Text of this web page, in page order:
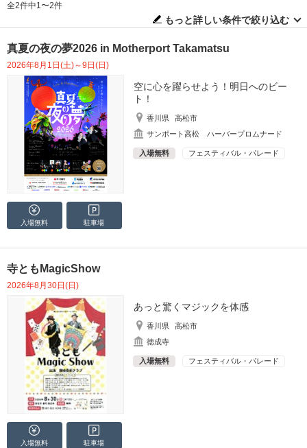
全2件中1〜2件
もっと詳しい条件で絞り込む
真夏の夜の夢2026 in Motherport Takamatsu
2026年8月1日(土)～9日(日)
空に心を躍らせよう！明日へのビー
ト！
香川県
高松市
サンポート高松 ハーバープロムナード
入場無料 フェスティバル・パレード
入場無料 駐車場
寺ともMagicShow
2026年8月30日(日)
あっと驚くマジックを体感
香川県
高松市
徳成寺
入場無料 フェスティバル・パレード
入場無料 駐車場